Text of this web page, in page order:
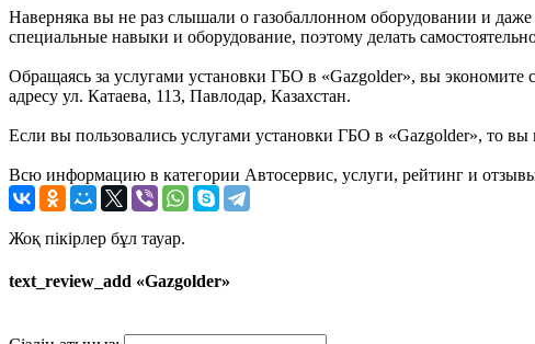
Наверняка вы не раз слышали о газобаллонном оборудовании и
специальные навыки и оборудование, поэтому делать
Обращаясь за услугами установки ГБО в «Gazgolder», вы экономите
адресу ул. Катаева, 113, Павлодар, Казахстан.
Если вы пользовались услугами установки ГБО в «Gazgolder», то
Всю информацию в категории Автосервис, услуги, рейтинг и
Жоқ пікірлер бұл тауар.
text_review_add «Gazgolder»